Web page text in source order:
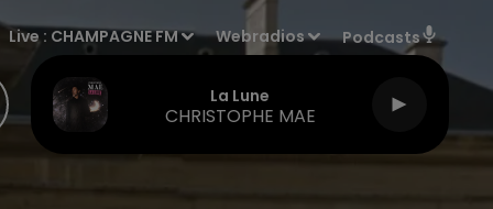
Live : CHAMPAGNE FM Webradios Podcasts
La Lune
CHRISTOPHE MAE